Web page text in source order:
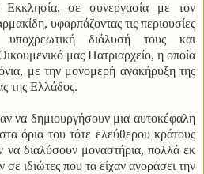
Εκκλησία, σε συνεργασία με τον
υφαρπάζοντας τις περιουσίες
διάλυσή τους και
μας Πατριαρχείο, η οποία
με την μονομερή ανακήρυξη της
της Ελλάδος.
να δημιουργήσουν μια αυτοκέφαλη
όρια του τότε ελεύθερου κράτους
να διαλύσουν μοναστήρια, πολλά εκ
ιδιώτες που τα είχαν αγοράσει την